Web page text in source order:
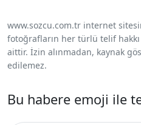
www.sozcu.com.tr internet
fotoğrafların her türlü telif hakkı
aittir. İzin alınmadan, kaynak
edilemez.
Bu habere emoji ile